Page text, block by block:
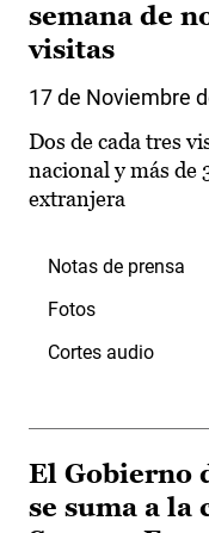
semana de
visitas
17 de Noviembre
Dos de cada tres
nacional y más de
extranjera
Notas de prensa
Fotos
Cortes audio
El Gobierno
se suma a la